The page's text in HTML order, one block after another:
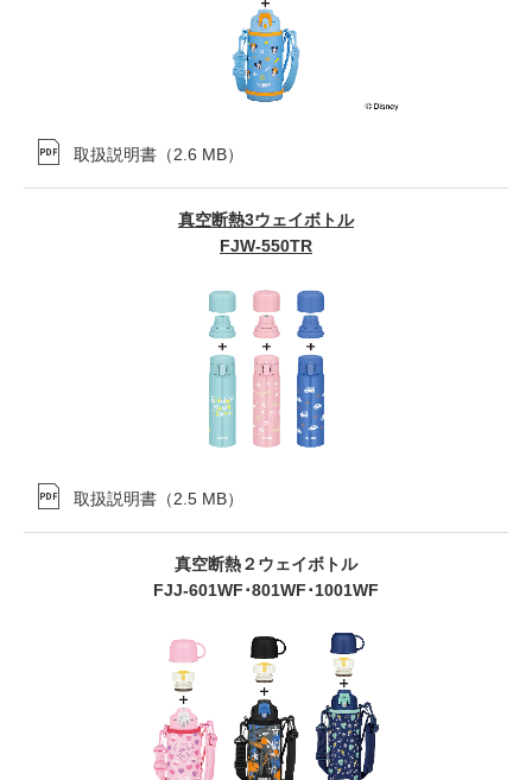
取扱説明書 （2.6 MB）
真空断熱3ウェイボトル
FJW-550TR
取扱説明書 （2.5 MB）
真空断熱２ウェイボトル
FJJ-601WF･801WF･1001WF